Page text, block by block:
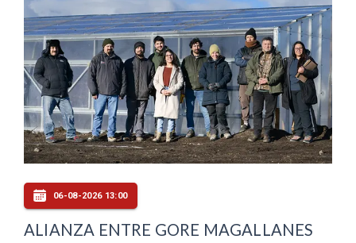
06-08-2026 13:00
ALIANZA ENTRE GORE MAGALLANES